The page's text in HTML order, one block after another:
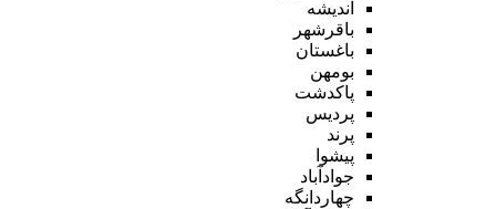
اندیشه
باقرشهر
باغستان
بومهن
پاکدشت
پردیس
پرند
پیشوا
جوادآباد
چهاردانگه